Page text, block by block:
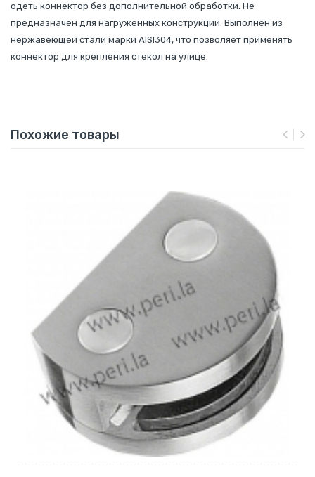
одеть коннектор без дополнительной обработки. Не
предназначен для нагруженных конструкций. Выполнен из
нержавеющей стали марки AISI304, что позволяет применять
коннектор для крепления стекол на улице.
Похожие товары